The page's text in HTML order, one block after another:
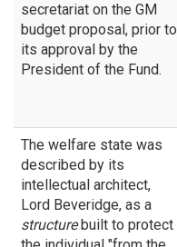
secretariat on the GM
budget proposal, prior to
its approval by the
President of the Fund.
The welfare state was
described by its
intellectual architect,
Lord Beveridge, as a
structurebuilt to protect